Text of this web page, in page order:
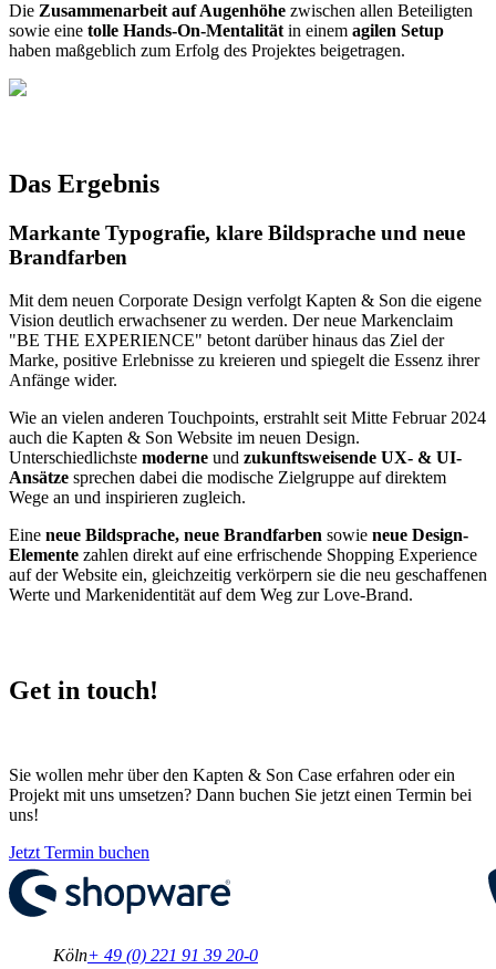
Die Zusammenarbeit auf Augenhöhe zwischen allen Beteiligten
sowie eine tolle Hands-On-Mentalität in einem agilen Setup
haben maßgeblich zum Erfolg des Projektes beigetragen.​
Das Ergebnis
Markante Typografie, klare Bildsprache und neue
Brandfarben
Mit dem neuen Corporate Design verfolgt Kapten & Son die eigene
Vision deutlich erwachsener zu werden. Der neue Markenclaim
"BE THE EXPERIENCE" betont darüber hinaus das Ziel der
Marke, positive Erlebnisse zu kreieren und spiegelt die Essenz ihrer
Anfänge wider. ​
Wie an vielen anderen Touchpoints, erstrahlt seit Mitte Februar 2024
auch die Kapten & Son Website im neuen Design.
Unterschiedlichste moderne und zukunftsweisende UX- & UI-
Ansätze sprechen dabei die modische Zielgruppe auf direktem
Wege an und inspirieren zugleich.​
Eine neue Bildsprache, neue Brandfarben sowie neue Design-
Elemente zahlen direkt auf eine erfrischende Shopping Experience
auf der Website ein, gleichzeitig verkörpern sie die neu geschaffenen
Werte und Markenidentität auf dem Weg zur Love-Brand.​
Get in touch!
Sie wollen mehr über den Kapten & Son Case erfahren oder ein
Projekt mit uns umsetzen? Dann buchen Sie jetzt einen Termin bei
uns!
Jetzt Termin buchen
Köln+ 49 (0) 221 91 39 20-0